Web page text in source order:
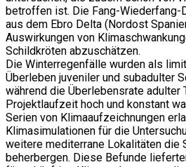
betroffen ist. Die Fang-Wiederfang-
aus dem Ebro Delta (Nordost
Auswirkungen von
Schildkröten abzuschätzen.
Die Winterregenfälle wurden als
Überleben juveniler und subadulter
während die Überlebensrate
Projektlaufzeit hoch und konstant
Serien von Klimaaufzeichnungen
Klimasimulationen für die
weitere mediterrane Lokalitäten die
beherbergen. Diese Befunde